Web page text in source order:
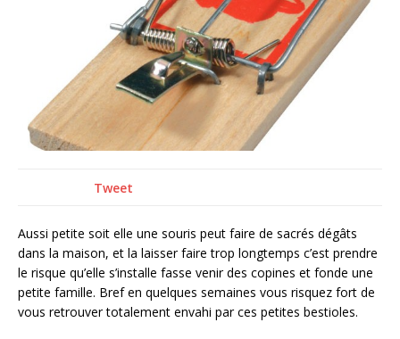
Tweet
Aussi petite soit elle une souris peut faire de sacrés dégâts
dans la maison, et la laisser faire trop longtemps c’est prendre
le risque qu’elle s’installe fasse venir des copines et fonde une
petite famille. Bref en quelques semaines vous risquez fort de
vous retrouver totalement envahi par ces petites bestioles.